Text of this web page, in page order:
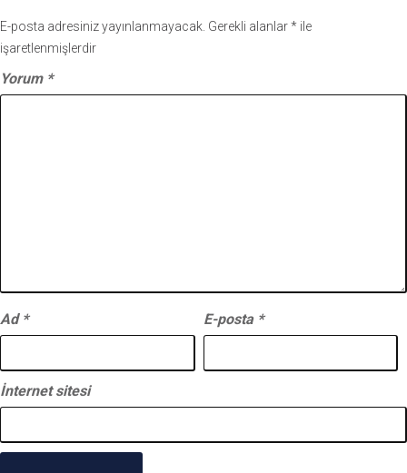
E-posta adresiniz yayınlanmayacak. Gerekli alanlar* ile
işaretlenmişlerdir
Yorum *
Ad * E-posta *
İnternet sitesi